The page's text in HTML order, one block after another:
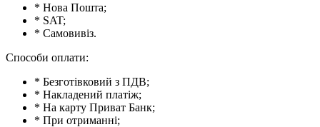
* Нова Пошта;
* SAT;
* Самовивіз.
Способи оплати:
* Безготівковий з ПДВ;
* Накладений платіж;
* На карту Приват Банк;
* При отриманні;